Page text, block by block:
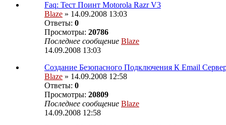
Faq: Тест Поинт Motorola Razr V3
Blaze » 14.09.2008 13:03
Ответы: 0
Просмотры: 20786
Последнее сообщение Blaze
14.09.2008 13:03
Создание Безопасного Подключения К Email
Blaze » 14.09.2008 12:58
Ответы: 0
Просмотры: 20809
Последнее сообщение Blaze
14.09.2008 12:58